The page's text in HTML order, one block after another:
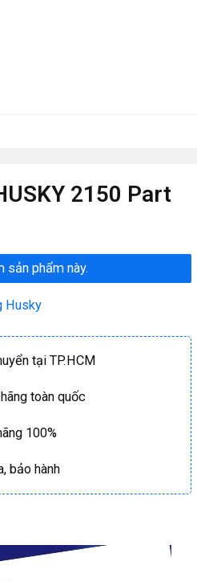
2150 Part
sản phẩm này.
Husky
tại TP.HCM
toàn quốc
100%
bảo hành